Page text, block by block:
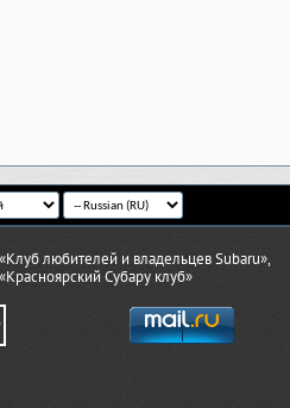
«Клуб любителей и владельцев Subaru»,
«Красноярский Субару клуб»